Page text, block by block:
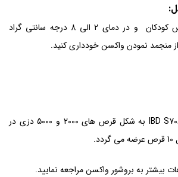
واکسن را دور از دسترس کودکان و در دمای 2 الی 8 درجه سانتی گراد
منجمد نمودن واکسن خودداری کنید.
واکسن گالیواک IBD S706 Neo به شکل قرص های 2000 و 5000 دزی در
بیشتر به بروشور واکسن مراجعه نمایید.